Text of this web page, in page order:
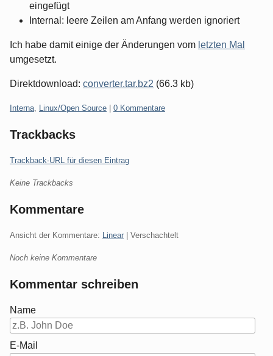
eingefügt
Internal: leere Zeilen am Anfang werden ignoriert
Ich habe damit einige der Änderungen vom letzten Mal
umgesetzt.
Direktdownload: converter.tar.bz2 (66.3 kb)
Kategorien:
Interna, Linux/Open Source 0 Kommentare
Trackbacks
Trackback-URL für diesen Eintrag
Keine Trackbacks
Kommentare
Ansicht der Kommentare: Linear | Verschachtelt
Noch keine Kommentare
Kommentar schreiben
Name
E-Mail